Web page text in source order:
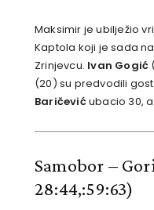
Maksimir je ubilježio
Kaptola koji je sada
Zrinjevcu. Ivan Gogić
(20) su predvodili
Baričevićubacio 30, a
Samobor –
28:44,:59:63)